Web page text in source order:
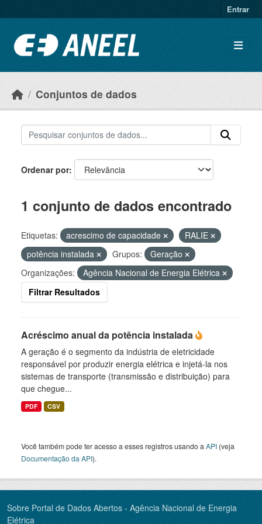
Entrar
Conjuntos de dados
Ordenar por
1 conjunto de dados encontrado
Etiquetas: acrescimo de capacidade
RALIE
potência instalada
Grupos:
Geração
Organizações:
Agência Nacional de Energia Elétrica
Filtrar Resultados
Acréscimo anual da potência instalada
A geração é o segmento da indústria de eletricidade
responsável por produzir energia elétrica e injetá-la nos
sistemas de transporte (transmissão e distribuição) para
que chegue...
PDF CSV
Você também pode ter acesso a esses registros usando a API (veja
Documentação da API).
Sobre Portal de Dados Abertos - Agência Nacional de Energia
Elétrica